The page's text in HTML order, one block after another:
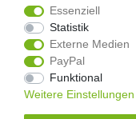
Essenziell
Statistik
Externe Medien
PayPal
Funktional
Weitere Einstellungen
Essenziell
Statistik
Externe Medien
PayPal
Funktional
Weitere Einstellungen